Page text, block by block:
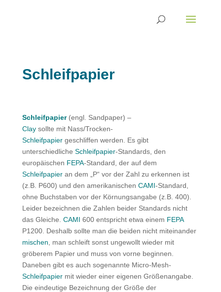
Schleifpapier
Schleifpapier(engl. Sandpaper) –
Claysollte mit Nass/Trocken-
Schleifpapiergeschliffen werden. Es gibt
unterschiedliche Schleifpapier-Standards, den
europäischen FEPA-Standard, der auf dem
Schleifpapieran dem „P“ vor der Zahl zu erkennen ist
(z.B. P600) und den amerikanischen CAMI-Standard,
ohne Buchstaben vor der Körnungsangabe (z.B. 400).
Leider bezeichnen die Zahlen beider Standards nicht
das Gleiche. CAMI 600 entspricht etwa einem FEPA
P1200. Deshalb sollte man die beiden nicht miteinander
mischen , man schleift sonst ungewollt wieder mit
gröberem Papier und muss von vorne beginnen.
Daneben gibt es auch sogenannte Micro-Mesh-
Schleifpapiermit wieder einer eigenen Größenangabe.
Die eindeutige Bezeichnung der Größe der